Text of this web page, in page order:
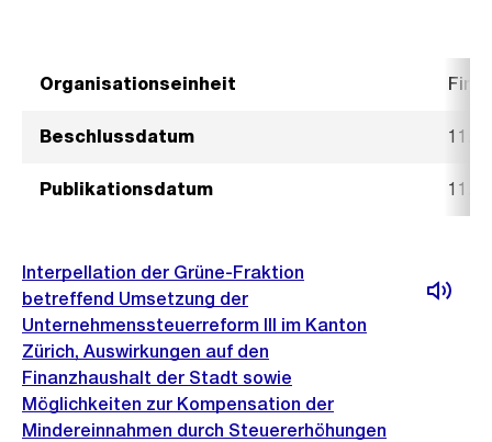
Organisationseinheit
Beschlussdatum 11.
Publikationsdatum 11.
Interpellation der Grüne-Fraktion
betreffend Umsetzung der
Unternehmenssteuerreform III im Kanton
Zürich, Auswirkungen auf den
Finanzhaushalt der Stadt sowie
Möglichkeiten zur Kompensation der
Mindereinnahmen durch Steuererhöhungen